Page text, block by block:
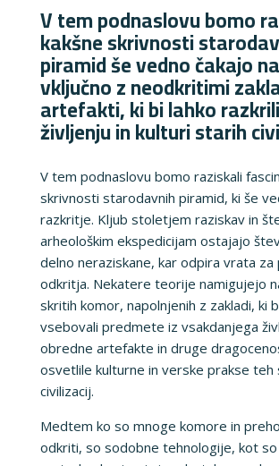
V tem podnaslovu bomo
kakšne skrivnosti
piramid še vedno čakajo
vključno z neodkritimi
artefakti, ki bi lahko
življenju in kulturi starih
V tem podnaslovu bomo raziskali
skrivnosti starodavnih piramid, ki še
razkritje. Kljub stoletjem raziskav in
arheološkim ekspedicijam ostajajo
delno neraziskane, kar odpira vrata za
odkritja. Nekatere teorije namigujejo
skritih komor, napolnjenih z zakladi, ki
vsebovali predmete iz vsakdanjega
obredne artefakte in druge
osvetlile kulturne in verske prakse teh
civilizacij.
Medtem ko so mnoge komore in
odkriti, so sodobne tehnologije, kot